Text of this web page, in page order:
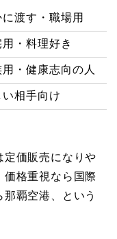
渡す・職場用
用・料理好き
・健康志向の人
い相手向け
定価販売になりや
価格重視なら国際
覇空港、という